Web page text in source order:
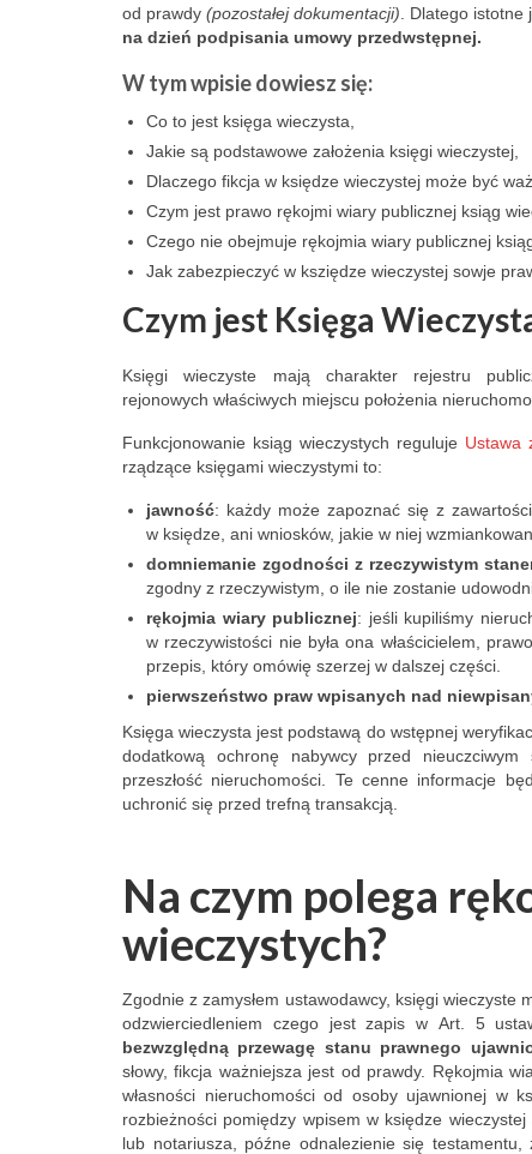
od prawdy (pozostałej dokumentacji) . Dlatego istotne
na dzień podpisania umowy przedwstępnej.
W tym wpisie dowiesz się:
Co to jest księga wieczysta,
Jakie są podstawowe założenia księgi wieczystej,
Dlaczego fikcja w księdze wieczystej może być
Czym jest prawo rękojmi wiary publicznej ksiąg
Czego nie obejmuje rękojmia wiary publicznej
Jak zabezpieczyć w ksziędze wieczystej sowje
Czym jest Księga
Księgi wieczyste mają charakter rejestru
rejonowych właściwych miejscu położenia
Funkcjonowanie ksiąg wieczystych reguluje Ustawa
rządzące księgami wieczystymi to:
jawność: każdy może zapoznać się z
w księdze, ani wniosków, jakie w niej
domniemanie zgodności z rzeczywistym
zgodny z rzeczywistym, o ile nie zostanie
rękojmia wiary publicznej: jeśli kupiliśmy
w rzeczywistości nie była ona właścicielem,
przepis, który omówię szerzej w dalszej części.
pierwszeństwo praw wpisanych nad
Księga wieczysta jest podstawą do wstępnej
dodatkową ochronę nabywcy przed
przeszłość nieruchomości. Te cenne informacje
uchronić się przed trefną transakcją.
Na czym polega
wieczystych?
Zgodnie z zamysłem ustawodawcy, księgi wieczyste
odzwierciedleniem czego jest zapis w Art. 5
bezwzględną przewagę stanu prawnego
słowy, fikcja ważniejsza jest od prawdy. Rękojmia
własności nieruchomości od osoby ujawnionej w
rozbieżności pomiędzy wpisem w księdze
lub notariusza, późne odnalezienie się
3 months ago
This man is a fraud. He
rents apartments in Łódź
and blatantly robbed me of
400 PLN because I was
late checking in. He's
simply a calculating
fraudster.
8
I booked a
the Alpha
Łódź,
Booking
reservation
few hours
immediately
on the same
for a quick
reservation
expensive.
explaining
the Booking
quickly
hadn't